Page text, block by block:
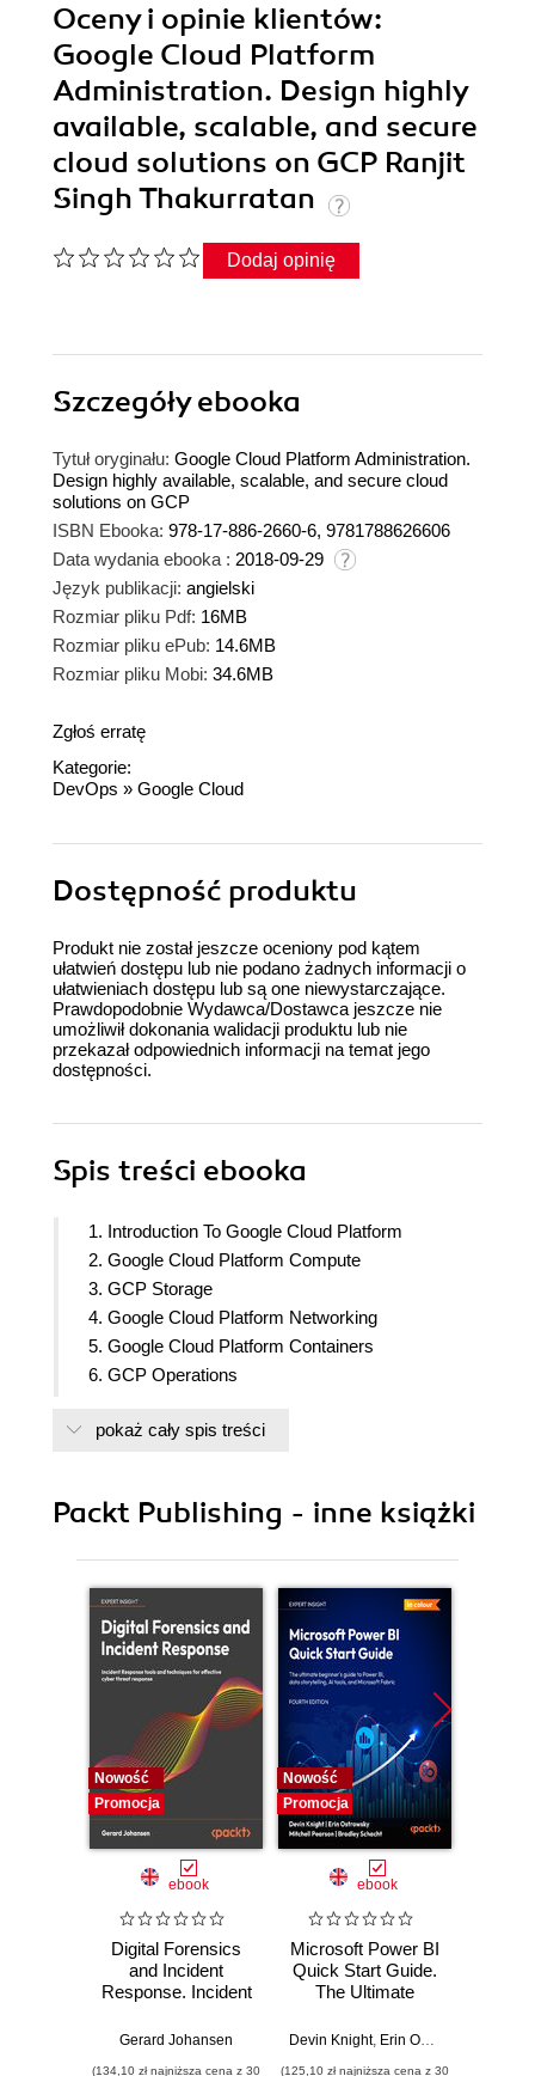
Oceny i opinie klientów:
Google Cloud Platform
Administration. Design highly
available, scalable, and secure
cloud solutions on GCP Ranjit
Singh Thakurratan
Dodaj opinię
Szczegółyebooka
Tytuł oryginału: Google Cloud Platform Administration.
Design highly available, scalable, and secure cloud
solutions on GCP
ISBN Ebooka: 978-17-886-2660-6, 9781788626606
Data wydania ebooka : 2018-09-29
Język publikacji: angielski
Rozmiar pliku Pdf: 16MB
Rozmiar pliku ePub: 14.6MB
Rozmiar pliku Mobi: 34.6MB
Zgłoś erratę
Kategorie:
DevOps » Google Cloud
Dostępność produktu
Produkt nie został jeszcze oceniony pod kątem
ułatwień dostępu lub nie podano żadnych informacji o
ułatwieniach dostępu lub są one niewystarczające.
Prawdopodobnie Wydawca/Dostawca jeszcze nie
umożliwił dokonania walidacji produktu lub nie
przekazał odpowiednich informacji na temat jego
dostępności.
Spis treści ebooka
1. Introduction To Google Cloud Platform
2. Google Cloud Platform Compute
3. GCP Storage
4. Google Cloud Platform Networking
5. Google Cloud Platform Containers
6. GCP Operations
8. GCP Billing
pokaż cały spis treści
Packt Publishing - inne książki
Nowość
Promocja
ebook
Digital Forensics
and Incident
Response. Incident
and techniques for
Gerard Johansen
(134,10 zł najniższa cena z 30
Nowość
Promocja
ebook
Microsoft Power BI
Quick Start Guide.
The Ultimate
to Power BI, Data
Devin Knight, Erin Ostrowsky
(125,10 zł najniższa cena z 30